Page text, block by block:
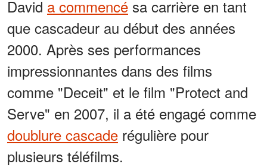
David a commencé sa carrière en tant
que cascadeur au début des années
2000. Après ses performances
impressionnantes dans des films
comme "Deceit" et le film "Protect and
Serve" en 2007, il a été engagé comme
doublure cascade régulière pour
plusieurs téléfilms.